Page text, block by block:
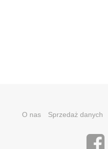
O nas Sprzedaż danych